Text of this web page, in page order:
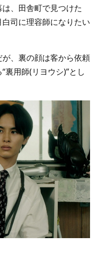
、田舎町で見つけた
白司に理容師になりたい
、裏の顔は客から依頼
裏用師(リヨウシ)”とし